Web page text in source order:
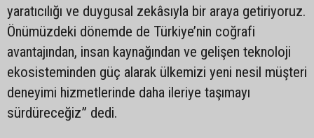
yaratıcılığı ve duygusal zekâsıyla bir araya getiriyoruz.
Önümüzdeki dönemde de Türkiye’nin coğrafi
avantajından, insan kaynağından ve gelişen teknoloji
ekosisteminden güç alarak ülkemizi yeni nesil müşteri
deneyimi hizmetlerinde daha ileriye taşımayı
sürdüreceğiz” dedi.